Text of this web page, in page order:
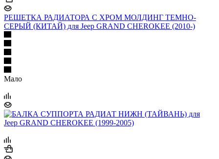
РЕШЕТКА РАДИАТОРА С ХРОМ МОЛДИНГ ТЕМНО-
СЕРЫЙ (КИТАЙ) для Jeep GRAND CHEROKEE (2010-)
Мало